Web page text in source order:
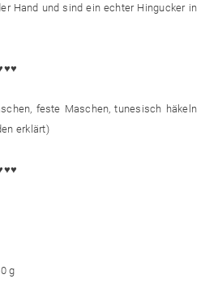
Hand und sind ein echter Hingucker in
feste Maschen, tunesisch häkeln
erklärt)
g